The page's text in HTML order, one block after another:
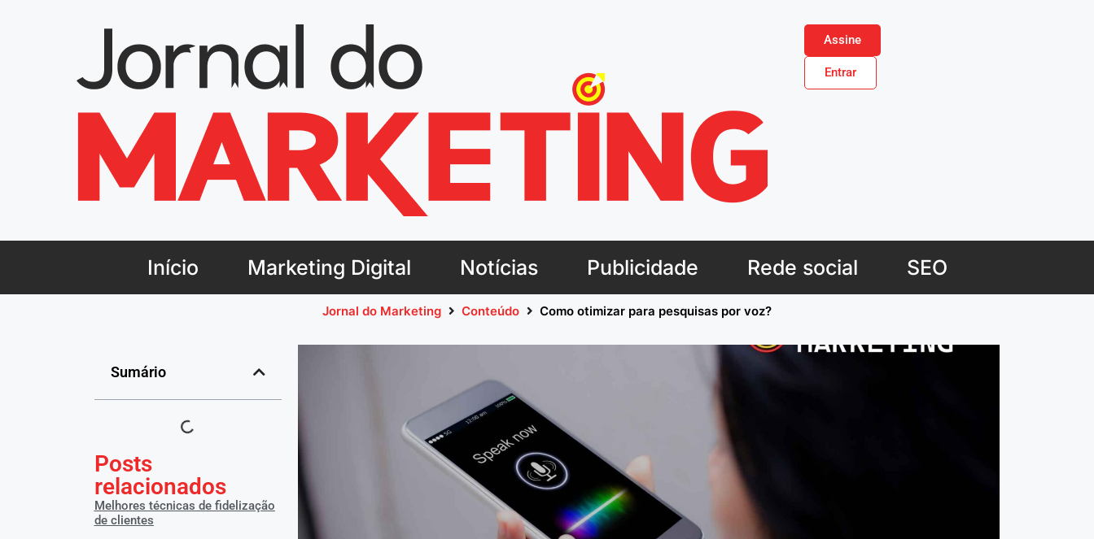
Assine
Entrar
Início Marketing Digital Notícias Publicidade Rede social SEO
Jornal do Marketing Conteúdo Como otimizar para pesquisas por voz?
Sumário
Posts
relacionados
Melhores técnicas de fidelização
de clientes